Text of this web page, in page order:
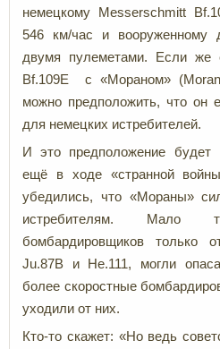
немецкому Messerschmitt
546 км/час и
двумя пулеметами. Если же
Bf.109E с «Мораном»
можно предположить, что он
для немецких истребителей.
И это предположение будет
ещё в ходе «странной
убедились, что «Мораны»
истребителям. Мало
бомбардировщиков только
Ju.87В и Не.111, могли
более скоростные
уходили от них.
Кто-то скажет: «Но ведь